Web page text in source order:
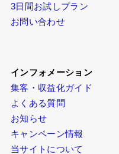
3日間お試しプラン
お問い合わせ
インフォメーション
集客・収益化ガイド
よくある質問
お知らせ
キャンペーン情報
当サイトについて